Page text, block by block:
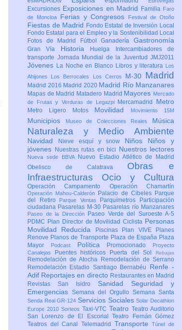
Excursiones Exposiciones en Madrid Familia Faro
de Moncloa
Ferias y Congresos Festival de Otoño
Fiestas de Madrid Fondo Estatal de Inversión Local
Fondo Estatal para el Empleo y la Sostenibilidad Local
Fotos de Madrid
FútbolGanaderíaGastronomía
Gran Vía Historia Huelga
Intercambiadores de
transporte Jornada Mundial de la Juventud JMJ2011
Jóvenes La Noche en Blanco Libros y literatura
Los
Ahijones
Los Berrocales Los Cerros M-30 Madrid
Madrid 2016 Madrid 2020 Madrid Río Manzanares
Mapas de Madrid Matadero Madrid Mayores Mercado
de Frutas y Verduras de Legazpi
Mercamadrid Metro
Metro Ligero Motos Movilidad Movimiento 15M
Municipios Museo de Colecciones Reales Música
Naturaleza y Medio Ambiente
Navidad Nieve esquí y snow Niños Niños y
jóvenes
Nuestras rutas en bici Nuestros lectores
Nueva sede BBVA
Nuevo Estadio Atlético de Madrid
Obelisco de Calatrava Obras e
Infraestructuras Ocio y Cultura
Operación Campamento Operación Chamartín
Operación Mahou-Calderón Palacio de Cibeles Parque
del Retiro
Parque Ventas Parquímetros
Participación
ciudadana Pasarelas M-30 Pasarelas río Manzanares
Paseo de la Dirección
Paseo Verde del Suroeste A-5
PDMC Plan Director de Movilidad Ciclista Personas
Movilidad Reducida
Piscinas Plan VIVE
Planes
Renove Planos de Transporte Plaza de España Plaza
Mayor
Podcast Política Promocionado
Proyecto
Canalejas
Puentes históricos Puerta del Sol Rebajas
Remodelación de Atocha
Remodelación de Serrano
Remodelación Estadio Santiago Bernabéu Renfe -
Adif Reportajes en directo Restaurantes en Madrid
Revistas San Isidro Sanidad Seguridad y
Emergencias Semana del Orgullo Semana Santa
Senda Real GR-124 Servicios SocialesSolar Decathlon
Europe 2010 Sorteos Taxi-VTC Teatro Teatro Auditorio
San Lorenzo de El EscorialTeatro Fernán Gómez
Teatros del Canal Telemadrid TransporteTúnel de